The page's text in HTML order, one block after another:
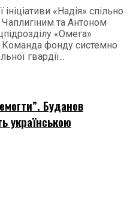
«Надія» спільно
та Антоном
«Омега»
Команда фонду системно
гвардії...
Буданов
українською